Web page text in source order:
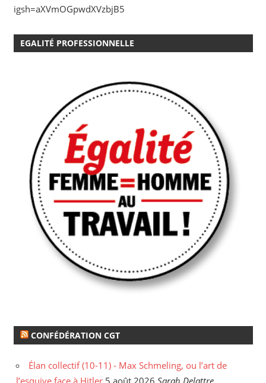
igsh=aXVmOGpwdXVzbjB5
EGALITÉ PROFESSIONNELLE
CONFÉDÉRATION CGT
Élan collectif (10-11) - Max Schmeling, ou l’art de